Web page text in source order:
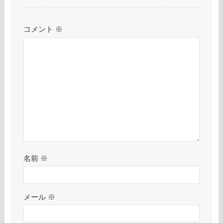
コメント ※
名前 ※
メール ※